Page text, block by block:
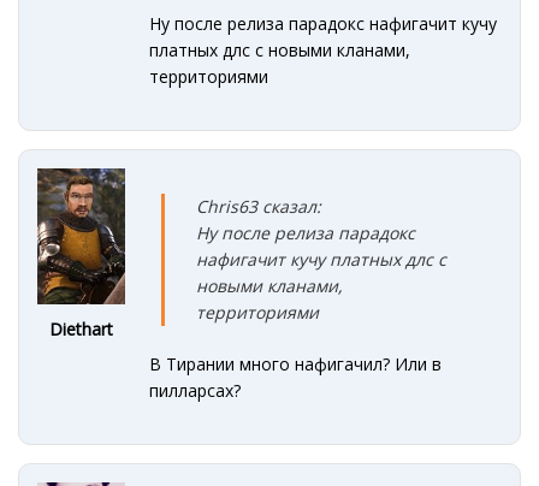
Ну после релиза парадокс нафигачит кучу
платных длс с новыми кланами,
территориями
Diethart
Chris63 сказал:
Ну после релиза парадокс
нафигачит кучу платных длс с
новыми кланами,
территориями
В Тирании много нафигачил? Или в
пилларсах?